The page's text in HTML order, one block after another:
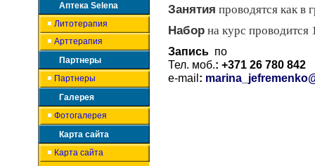
Аптека Selena
Литотерапия
Арттерапия
Партнеры
Партнеры
Галерея
Фотогалерея
Карта сайта
Карта сайта
Занятия проводятся как в
Набор на курс проводится
Запись по
Тел. моб.: +371 26 780 842
e-mail :